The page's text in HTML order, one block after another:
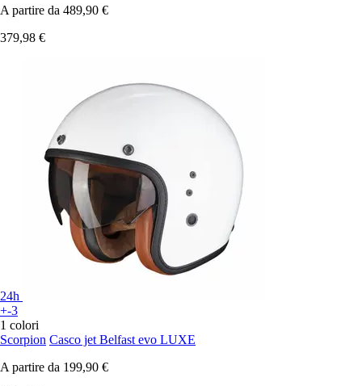
A partire da 489,90 €
379,98 €
24h
+-3
1 colori
Scorpion Casco jet Belfast evo LUXE
A partire da 199,90 €